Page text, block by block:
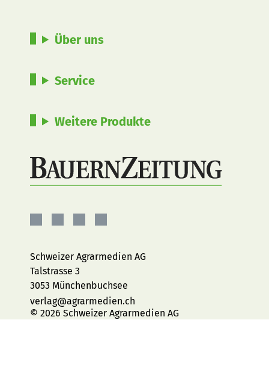
Über uns
Service
Weitere Produkte
Facebook
Instagram
YouTubeLinkedIn
Schweizer Agrarmedien AG
Talstrasse 3
3053 Münchenbuchsee
verlag@agrarmedien.ch
© 2026 Schweizer Agrarmedien AG